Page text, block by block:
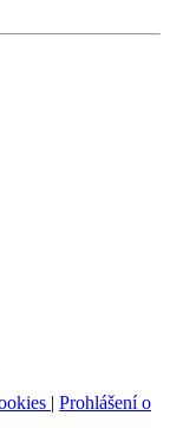
| Prohlášení o